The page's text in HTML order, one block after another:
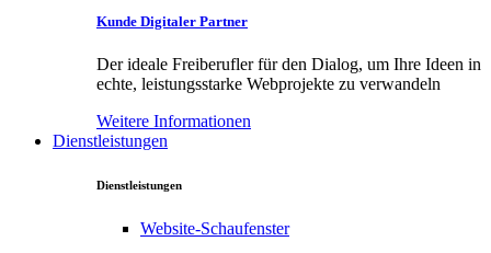
Kunde Digitaler Partner
Der ideale Freiberufler für den Dialog, um Ihre Ideen in
echte, leistungsstarke Webprojekte zu verwandeln
Weitere Informationen
Dienstleistungen
Dienstleistungen
Website-Schaufenster